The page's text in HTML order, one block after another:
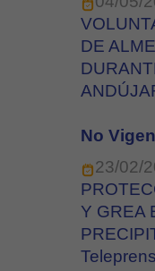
DE
No
23/02/
Y GREA